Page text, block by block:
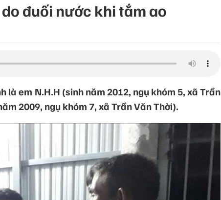
đuối nước khi tắm ao
là em N.H.H (sinh năm 2012, ngụ khóm 5, xã Trần
2009, ngụ khóm 7, xã Trần Văn Thời).